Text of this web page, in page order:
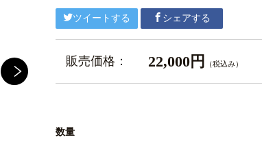
ツイートする シェアする
販売価格： 22,000円 （税込み）
数量